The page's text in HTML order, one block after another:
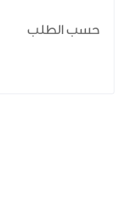
حسب الطلب